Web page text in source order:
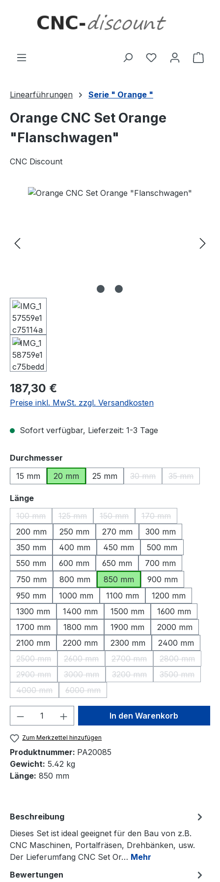
Linearführungen Serie " Orange "
Orange CNC Set Orange
"Flanschwagen"
CNC Discount
Bildergalerie überspringen
Regulärer Preis:
187,30 €
Preise inkl. MwSt. zzgl. Versandkosten
Sofort verfügbar, Lieferzeit: 1-3 Tage
Durchmesser
15 mm
20 mm 25 mm 30 mm
(Diese Option ist
35 mm
(Diese
Längeauswählen
100 mm
(Diese Option ist zurzeit nicht verfügbar.)
125 mm
(Diese Option ist zurzeit nicht verfügbar.)
150 mm
(Diese Option ist zurzeit nicht
170 mm
(Diese Option ist
200 mm 250 mm 270 mm
300 mm
350 mm
400 mm 450 mm
500 mm
550 mm
600 mm 650 mm
700 mm
750 mm
800 mm 850 mm
900 mm
950 mm
1000 mm 1100 mm
1200 mm
1300 mm
1400 mm 1500 mm
1600 mm
1700 mm
1800 mm 1900 mm
2000 mm
2100 mm
2200 mm 2300 mm
2400 mm
2500 mm
(Diese Option ist zurzeit nicht verfügbar.)
2600 mm
(Diese Option ist zurzeit nicht verfügbar.)
2700 mm
(Diese Option ist zurzeit
2800 mm
(Diese
2900 mm
(Diese Option ist zurzeit nicht verfügbar.)
3000 mm
(Diese Option ist zurzeit nicht verfügbar.)
3200 mm
(Diese Option ist zurzeit
3500 mm
(Diese
4000 mm
(Diese Option ist zurzeit nicht verfügbar.)
6000 mm
(Diese Option ist zurzeit nicht verfügbar.)
Produkt Anzahl: Gib denIn den Warenkorb
Zum Merkzettel hinzufügen
Produktnummer: PA20085
Gewicht: 5.42 kg
Länge: 850 mm
Beschreibung
Dieses Set ist ideal geeignet für den Bau von z.B.
CNC Maschinen, Portalfräsen, Drehbänken, usw.
Der Lieferumfang CNC Set Or… Mehr
Bewertungen